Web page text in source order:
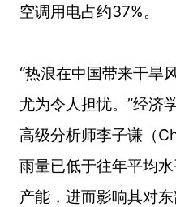
空调用电占约37%。
“热浪在中国带来干旱
尤为令人担忧。”经济
高级分析师李子谦（
雨量已低于往年平均
产能，进而影响其对